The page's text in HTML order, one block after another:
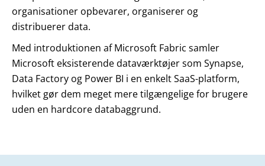
organisationer opbevarer, organiserer og
distribuerer data.
Med introduktionen af Microsoft Fabric samler
Microsoft eksisterende dataværktøjer som Synapse,
Data Factory og Power BI i en enkelt SaaS-platform,
hvilket gør dem meget mere tilgængelige for brugere
uden en hardcore databaggrund.